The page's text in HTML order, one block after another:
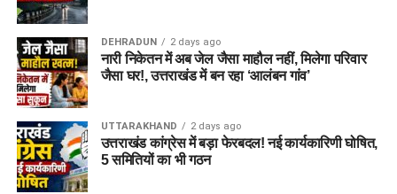
DEHRADUN 2 days ago
नारी निकेतन में अब जेल जैसा माहौल नहीं, मिलेगा परिवार
जैसा घर!, उत्तराखंड में बन रहा ‘आलंबन गांव’
UTTARAKHAND 2 days ago
उत्तराखंड कांग्रेस में बड़ा फेरबदल! नई कार्यकारिणी घोषित,
5 समितियों का भी गठन